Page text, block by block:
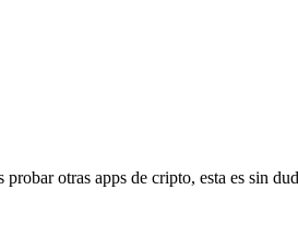
probar otras apps de cripto, esta es sin